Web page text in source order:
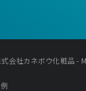
会社カネボウ化粧品 -